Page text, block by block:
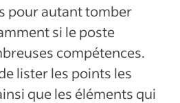
pour autant tomber
si le poste
compétences.
lister les points les
que les éléments qui